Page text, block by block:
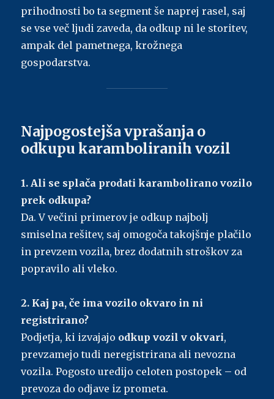
prihodnosti bo ta segment še naprej rasel, saj
se vse več ljudi zaveda, da odkup ni le storitev,
ampak del pametnega, krožnega
gospodarstva.
Najpogostejša vprašanja o
odkupu karamboliranih vozil
1. Ali se splača prodati karambolirano vozilo
prek odkupa?
Da. V večini primerov je odkup najbolj
smiselna rešitev, saj omogoča takojšnje plačilo
in prevzem vozila, brez dodatnih stroškov za
popravilo ali vleko.
2. Kaj pa, če ima vozilo okvaro in ni
registrirano?
Podjetja, ki izvajajo odkup vozil v okvari,
prevzamejo tudi neregistrirana ali nevozna
vozila. Pogosto uredijo celoten postopek – od
prevoza do odjave iz prometa.